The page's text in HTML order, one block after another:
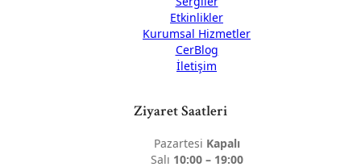
Etkinlikler
Kurumsal Hizmetler
CerBlog
İletişim
Ziyaret Saatleri
Pazartesi Kapalı
Salı 10:00 – 19:00